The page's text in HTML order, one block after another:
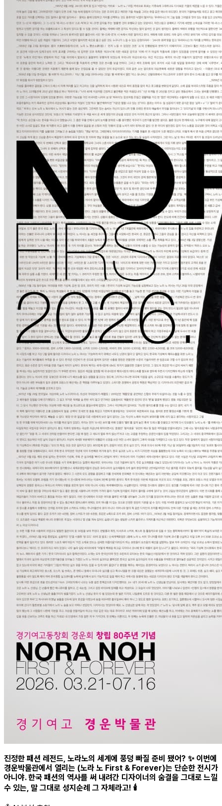
진정한 패션 레전드, 노라노의 세계에 풍덩 빠질 준비 됐어? ✨ 이번에
경운박물관에서 열리는 (노라 노 First & Forever)는 단순한 전시가
아니야. 한국 패션의 역사를 써 내려간 디자이너의 숨결을 그대로 느낄
수 있는, 말 그대로 성지순례 그 자체라고! 🕯️